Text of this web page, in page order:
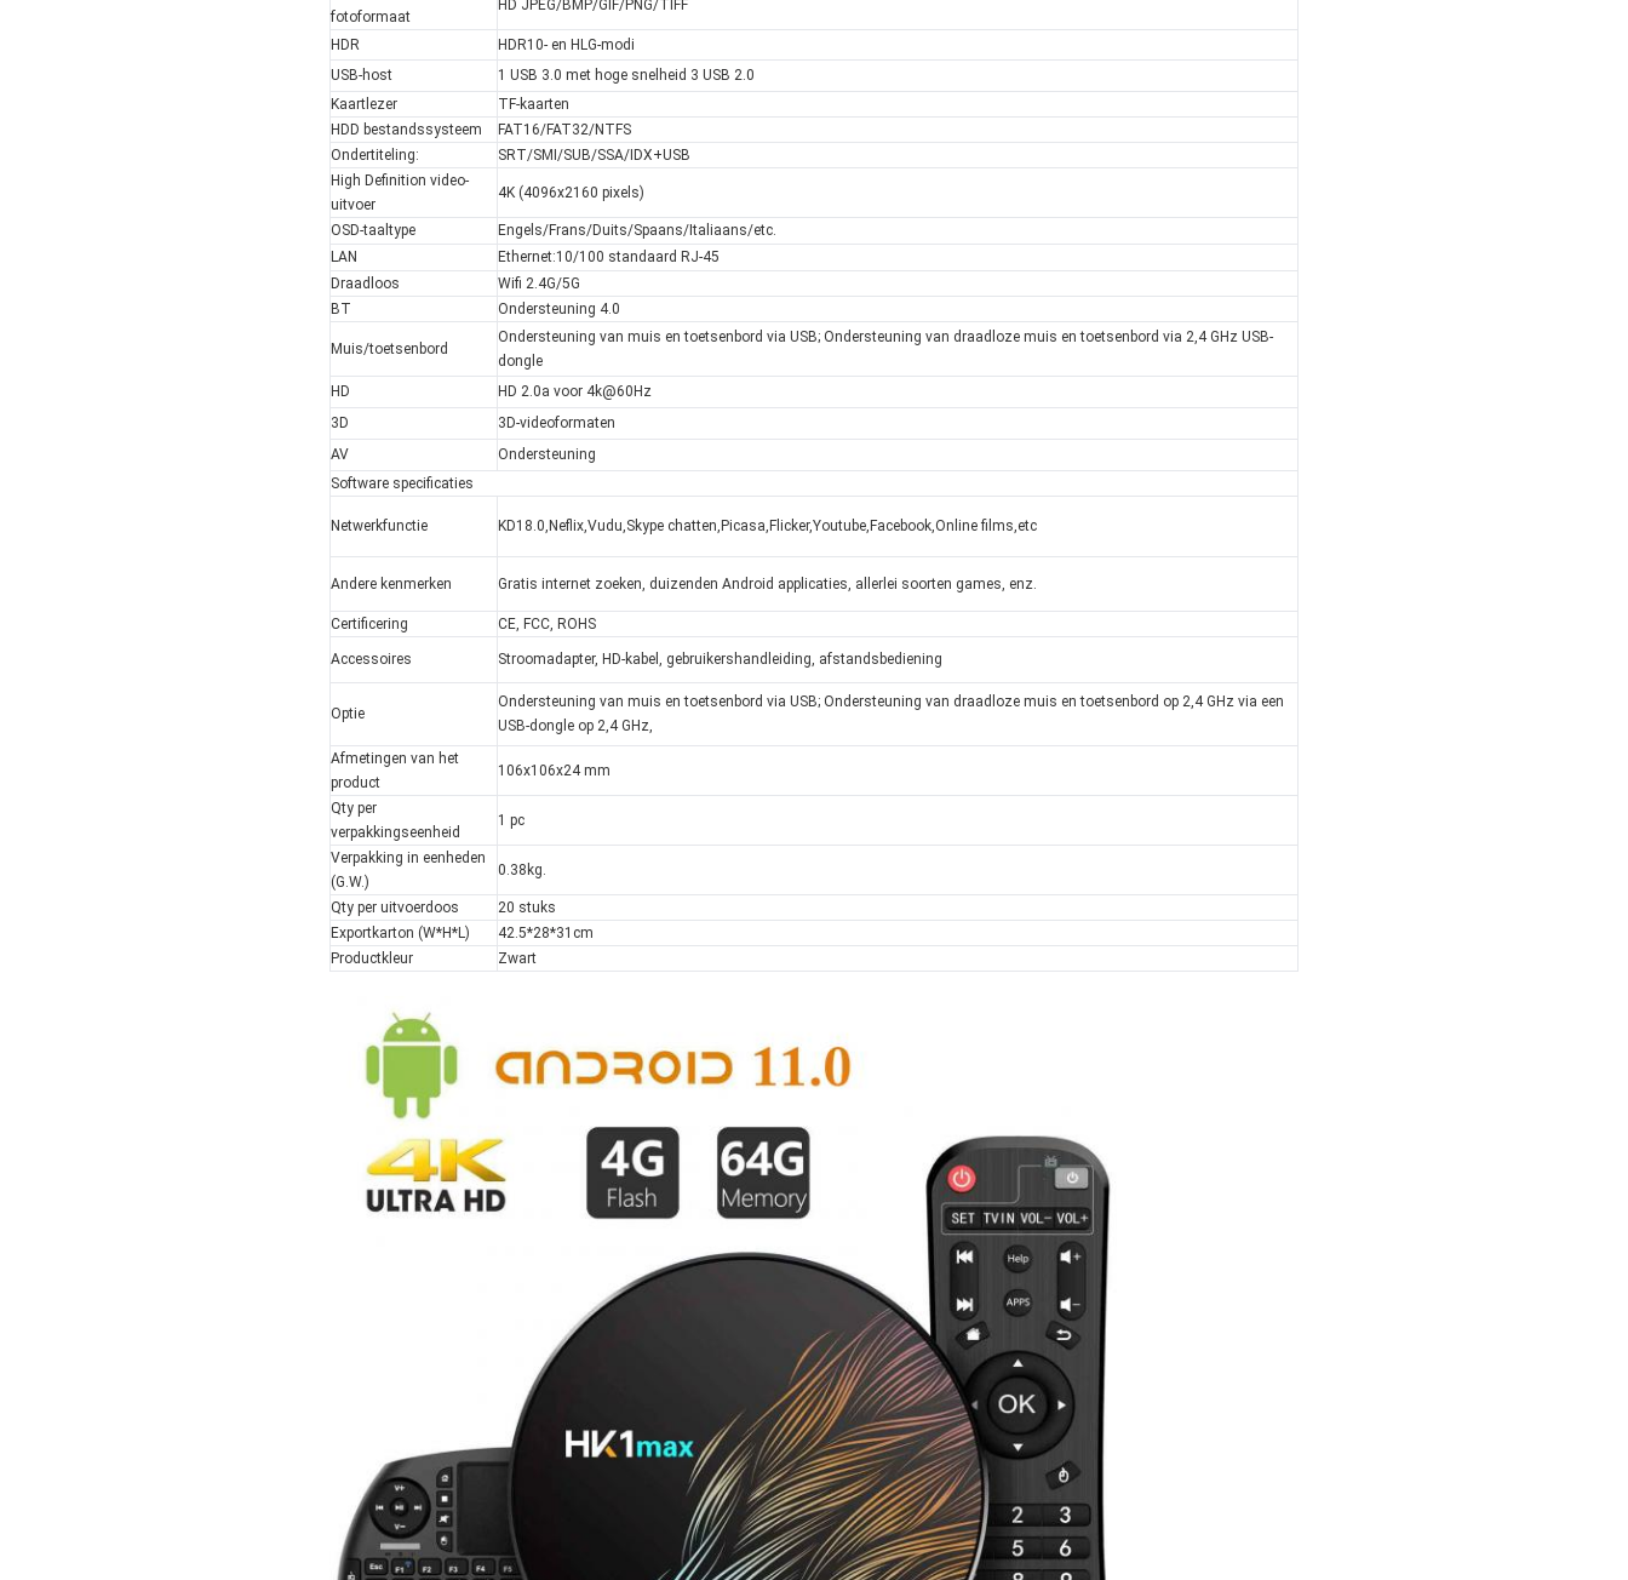
fotoformaat
HD JPEG/BMP/GIF/PNG/TIFF
HDR
HDR10- en HLG-modi
USB-host
1 USB 3.0 met hoge snelheid 3 USB 2.0
Kaartlezer
TF-kaarten
HDD bestandssysteem
FAT16/FAT32/NTFS
Ondertiteling:
SRT/SMI/SUB/SSA/IDX+USB
High Definition video-
uitvoer
4K (4096x2160 pixels)
OSD-taaltype
Engels/Frans/Duits/Spaans/Italiaans/etc.
LAN
Ethernet:10/100 standaard RJ-45
Draadloos
Wifi 2.4G/5G
BT
Ondersteuning 4.0
Muis/toetsenbord
Ondersteuning van muis en toetsenbord via USB; Ondersteuning van draadloze muis en toetsenbord via 2,4 GHz USB-
dongle
HD
HD 2.0a voor 4k@60Hz
3D
3D-videoformaten
AV
Ondersteuning
Software specificaties
Netwerkfunctie KD18.0,Neflix,Vudu,Skype chatten,Picasa,Flicker,Youtube,Facebook,Online films,etc
Andere kenmerken Gratis internet zoeken, duizenden Android applicaties, allerlei soorten games, enz.
Certificering CE, FCC, ROHS
Accessoires Stroomadapter, HD-kabel, gebruikershandleiding, afstandsbediening
Optie
Ondersteuning van muis en toetsenbord via USB; Ondersteuning van draadloze muis en toetsenbord op 2,4 GHz via een
USB-dongle op 2,4 GHz,
Afmetingen van het
product
106x106x24 mm
Qty per
verpakkingseenheid
1 pc
Verpakking in eenheden
(G.W.)
0.38kg.
Qty per uitvoerdoos
20 stuks
Exportkarton (W*H*L)
42.5*28*31cm
Productkleur
Zwart